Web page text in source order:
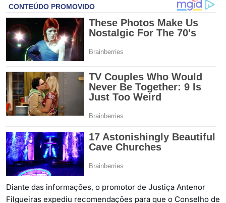
Diante das informações, o promotor de Justiça Antenor
Filgueiras expediu recomendações para que o Conselho de